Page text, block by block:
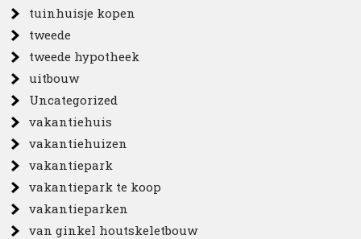
tuinhuisje kopen
tweede
tweede hypotheek
uitbouw
Uncategorized
vakantiehuis
vakantiehuizen
vakantiepark
vakantiepark te koop
vakantieparken
van ginkel houtskeletbouw